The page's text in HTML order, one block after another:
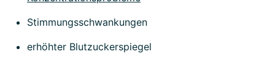
Stimmungsschwankungen
erhöhter Blutzuckerspiegel